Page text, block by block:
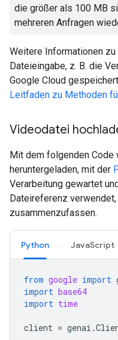
die größer als 100 MB
mehreren Anfragen
Weitere Informationen
Dateieingabe, z. B. die
Google Cloud
Leitfaden zu Methoden
Videodatei
Mit dem folgenden
heruntergeladen, mit der
Verarbeitung gewartet
Dateireferenz
zusammenzufassen.
Python JavaScript
from google import
import base64
import time
client = genai .